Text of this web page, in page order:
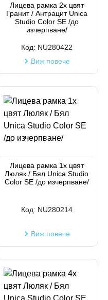
Лицева рамка 2х цвят
Гранит / Антрацит Unica
Studio Color SE /до
изчерпване/
Код: NU280422
Виж повече
Лицева рамка 1х цвят
Люляк / Бял Unica Studio
Color SE /до изчерпване/
Код: NU280214
Виж повече